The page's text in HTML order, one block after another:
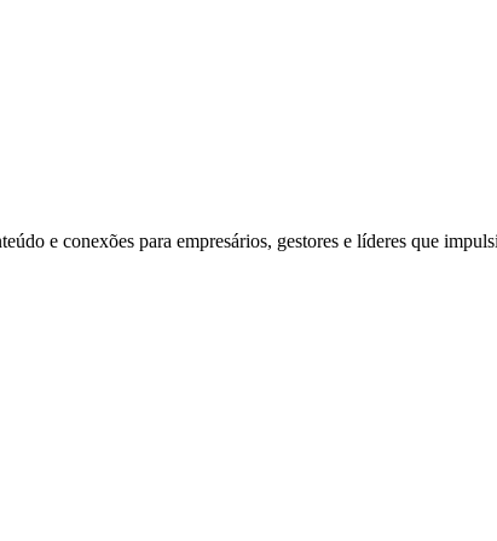
e conexões para empresários, gestores e líderes que